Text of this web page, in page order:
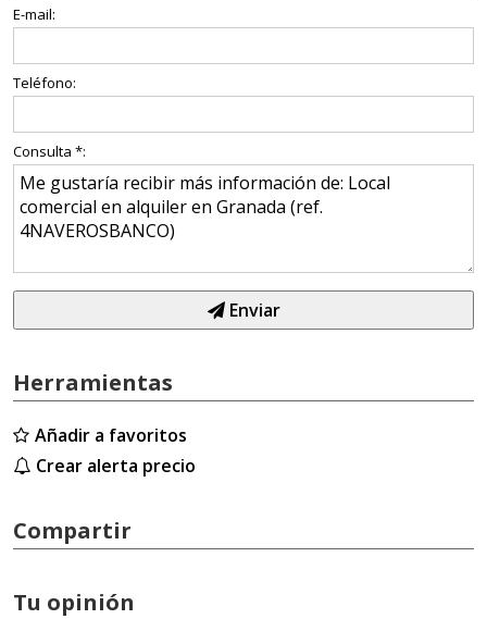
E-mail:
Teléfono:
Consulta *:
Enviar
Herramientas
Añadir a favoritos
Crear alerta precio
Compartir
Tu opinión